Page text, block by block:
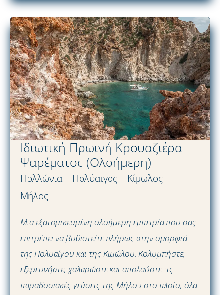
Ιδιωτική Πρωινή Κρουαζιέρα
Ψαρέματος (Ολοήμερη)
Πολλώνια – Πολύαιγος – Κίμωλος –
Μήλος
Μια εξατομικευμένη ολοήμερη εμπειρία που σας
επιτρέπει να βυθιστείτε πλήρως στην ομορφιά
της Πολυαίγου και της Κιμώλου. Κολυμπήστε,
εξερευνήστε, χαλαρώστε και απολαύστε τις
παραδοσιακές γεύσεις της Μήλου στο πλοίο, όλα